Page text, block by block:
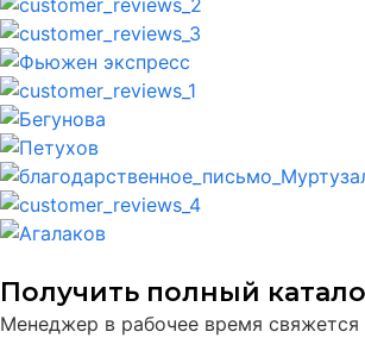
Получить полный
Менеджер в рабочее время свяжется